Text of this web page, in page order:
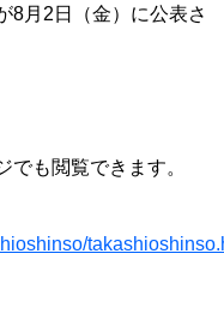
8月2日（金）に公表さ
も閲覧できます。